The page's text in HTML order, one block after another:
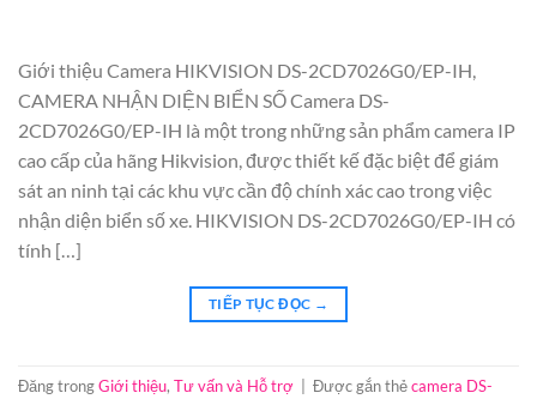
Giới thiệu Camera HIKVISION DS-2CD7026G0/EP-IH,
CAMERA NHẬN DIỆN BIỂN SỐ Camera DS-
2CD7026G0/EP-IH là một trong những sản phẩm camera IP
cao cấp của hãng Hikvision, được thiết kế đặc biệt để giám
sát an ninh tại các khu vực cần độ chính xác cao trong việc
nhận diện biển số xe. HIKVISION DS-2CD7026G0/EP-IH có
tính […]
TIẾP TỤC ĐỌC →
Đăng trongGiới thiệu, Tư vấn và Hỗ trợ Được gắn thẻcamera DS-